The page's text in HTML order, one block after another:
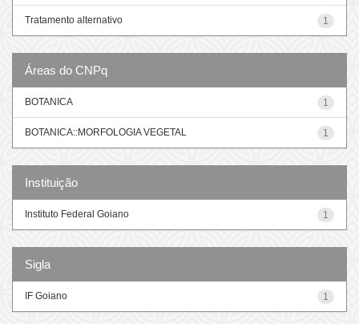
1
Tratamento alternativo
Áreas do CNPq
1
BOTANICA
1
BOTANICA::MORFOLOGIA VEGETAL
Instituição
1
Instituto Federal Goiano
Sigla
1
IF Goiano